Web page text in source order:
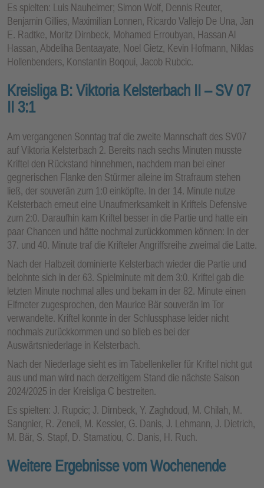
Es spielten: Luis Nauheimer; Simon Wolf, Dennis Reuter,
Benjamin Gillies, Maximilian Lonnen, Ricardo Vallejo De Una, Jan
E. Radtke, Moritz Dirnbeck, Mohamed Erroubyan, Hassan Al
Hassan, Abdeliha Bentaayate, Noel Gietz, Kevin Hofmann, Niklas
Hollenbenders, Konstantin Boqoui, Jacob Rubcic.
Kreisliga B: Viktoria Kelsterbach II – SV 07
II 3:1
Am vergangenen Sonntag traf die zweite Mannschaft des SV07
auf Viktoria Kelsterbach 2. Bereits nach sechs Minuten musste
Kriftel den Rückstand hinnehmen, nachdem man bei einer
gegnerischen Flanke den Stürmer alleine im Strafraum stehen
ließ, der souverän zum 1:0 einköpfte. In der 14. Minute nutze
Kelsterbach erneut eine Unaufmerksamkeit in Kriftels Defensive
zum 2:0. Daraufhin kam Kriftel besser in die Partie und hatte ein
paar Chancen und hätte nochmal zurückkommen können: In der
37. und 40. Minute traf die Krifteler Angriffsreihe zweimal die Latte.
Nach der Halbzeit dominierte Kelsterbach wieder die Partie und
belohnte sich in der 63. Spielminute mit dem 3:0. Kriftel gab die
letzten Minute nochmal alles und bekam in der 82. Minute einen
Elfmeter zugesprochen, den Maurice Bär souverän im Tor
verwandelte. Kriftel konnte in der Schlussphase leider nicht
nochmals zurückkommen und so blieb es bei der
Auswärtsniederlage in Kelsterbach.
Nach der Niederlage sieht es im Tabellenkeller für Kriftel nicht gut
aus und man wird nach derzeitigem Stand die nächste Saison
2024/2025 in der Kreisliga C bestreiten.
Es spielten: J. Rupcic; J. Dirnbeck, Y. Zaghdoud, M. Chilah, M.
Sangnier, R. Zeneli, M. Kessler, G. Danis, J. Lehmann, J. Dietrich,
M. Bär, S. Stapf, D. Stamatiou, C. Danis, H. Ruch.
Weitere Ergebnisse vom Wochenende